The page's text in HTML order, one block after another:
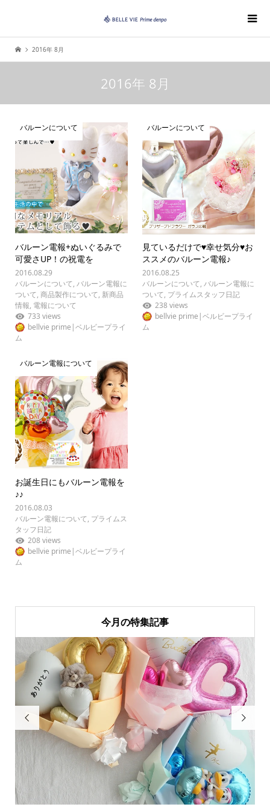
2016年 8月
2016年 8月
バルーンについて
バルーン電報+ぬいぐるみで
可愛さUP！の祝電を
2016.08.29
バルーンについて, バルーン電報に
ついて, 商品製作について, 新商品
情報, 電報について
733 views
bellvie prime|ベルビープライ
ム
バルーンについて
見ているだけで♥幸せ気分♥お
ススメのバルーン電報♪
2016.08.25
バルーンについて,バルーン電報に
ついて, プライムスタッフ日記
238 views
bellvie prime|ベルビープライ
ム
バルーン電報について
お誕生日にもバルーン電報を
♪♪
2016.08.03
バルーン電報について, プライムス
タッフ日記
208 views
bellvie prime|ベルビープライ
ム
今月の特集記事
 